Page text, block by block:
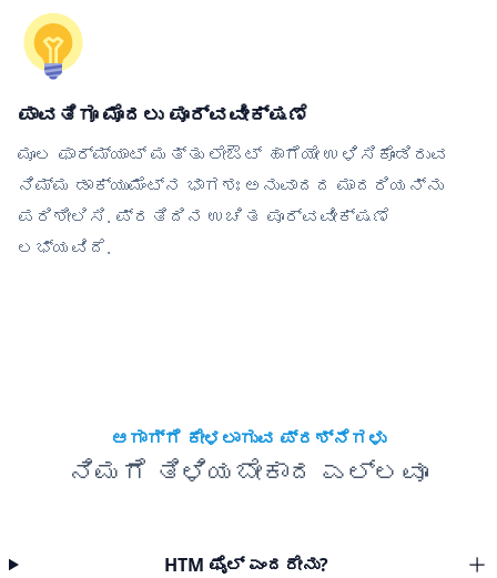
ಪಾವತಿಗೂ ಮೊದಲು ಪೂರ್ವವೀಕ್ಷಣೆ
ಮೂಲ ಫಾರ್ಮ್ಯಾಟ್ ಮತ್ತು ಲೇಔಟ್ ಹಾಗೆಯೇ ಉಳಿಸಿಕೊಂಡಿರುವ
ನಿಮ್ಮ ಡಾಕ್ಯುಮೆಂಟ್‌ನ ಭಾಗಶಃ ಅನುವಾದದ ಮಾದರಿಯನ್ನು
ಪರಿಶೀಲಿಸಿ. ಪ್ರತಿದಿನ ಉಚಿತ ಪೂರ್ವವೀಕ್ಷಣೆ
ಲಭ್ಯವಿದೆ.
ಆಗಾಗ್ಗೆ ಕೇಳಲಾಗುವ ಪ್ರಶ್ನೆಗಳು
ನಿಮಗೆ ತಿಳಿಯಬೇಕಾದ ಎಲ್ಲವೂ
HTM ಫೈಲ್ ಎಂದರೇನು?